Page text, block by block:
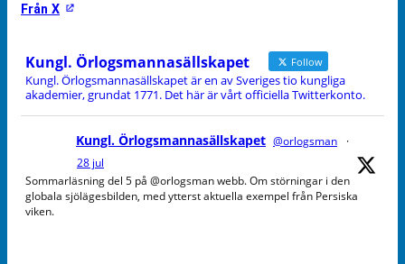
Från X
Kungl. Örlogsmannasällskapet Follow
Kungl. Örlogsmannasällskapet är en av Sveriges tio kungliga
akademier, grundat 1771. Det här är vårt officiella Twitterkonto.
Kungl. Örlogsmannasällskapet @orlogsman
·
28 jul
Sommarläsning del 5 på @orlogsman webb. Om störningar i den
globala sjölägesbilden, med ytterst aktuella exempel från Persiska
viken.